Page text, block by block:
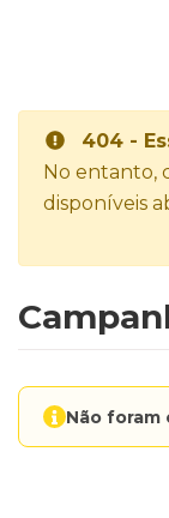
404 -
No entanto,
disponíveis
Não foram